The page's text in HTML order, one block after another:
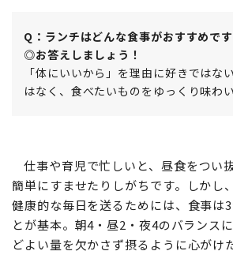
Q：ランチはどんな食事がおすすめで
◎お答えしましょう！
「体にいいから」を理由に好きではな
はなく、食べたいものをゆっくり味わ
仕事や育児で忙しいと、昼食をつい
簡単にすませたりしがちです。しかし
健康的な毎日を送るためには、食事は
とが基本。朝4・昼2・夜4のバランス
どよい量を欠かさず摂るように心がけ